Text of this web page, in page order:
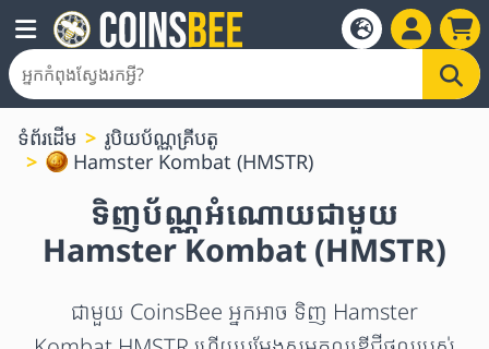
ទំព័រដើម
រូបិយប័ណ្ណគ្រីបតូ
Hamster Kombat (HMSTR)
ទិញប័ណ្ណអំណោយជាមួយ
Hamster Kombat (HMSTR)
ជាមួយ CoinsBee អ្នកអាច ទិញ Hamster